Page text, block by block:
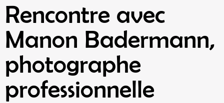
Rencontre avec
Manon Badermann,
photographe
professionnelle